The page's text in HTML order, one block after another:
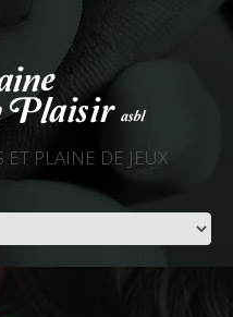
ET PLAINE DE JEUX